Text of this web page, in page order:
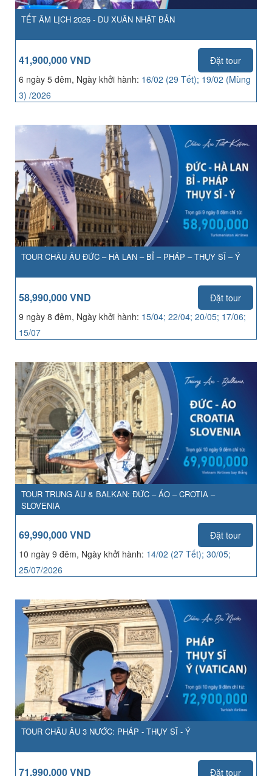
TẾT ÂM LỊCH 2026 - DU XUÂN NHẬT BẢN
41,900,000 VND
Đặt tour
6 ngày 5 đêm, Ngày khởi hành: 16/02 (29 Tết); 19/02 (Mùng
3) /2026
TOUR CHÂU ÂU ĐỨC – HÀ LAN – BỈ – PHÁP – THỤY SĨ – Ý
58,990,000 VND
Đặt tour
9 ngày 8 đêm, Ngày khởi hành: 15/04; 22/04; 20/05; 17/06;
15/07
TOUR TRUNG ÂU & BALKAN: ĐỨC – ÁO – CROTIA –
SLOVENIA
69,990,000 VND
Đặt tour
10 ngày 9 đêm, Ngày khởi hành: 14/02 (27 Tết); 30/05;
25/07/2026
TOUR CHÂU ÂU 3 NƯỚC: PHÁP - THỤY SĨ - Ý
71,990,000 VND
Đặt tour